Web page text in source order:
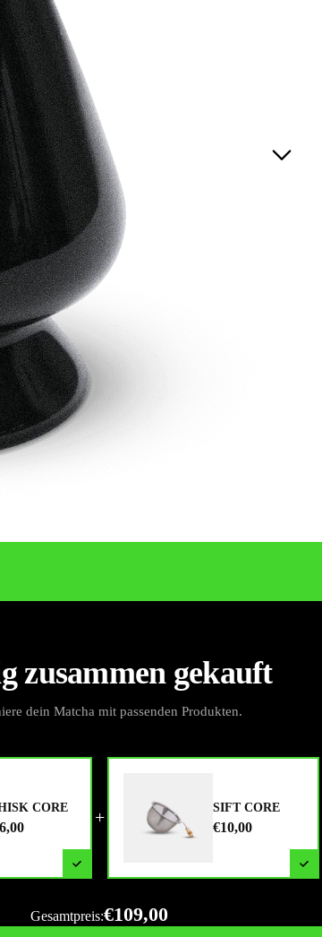
zusammen gekauft
dein Matcha mit passenden Produkten.
CORE + SIFT CORE
€10,00
Gesamtpreis:€109,00